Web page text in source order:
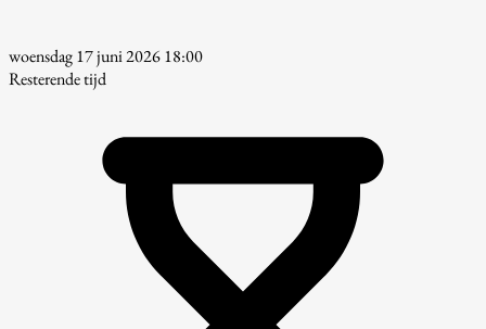
woensdag 17 juni 2026 18:00
Resterende tijd